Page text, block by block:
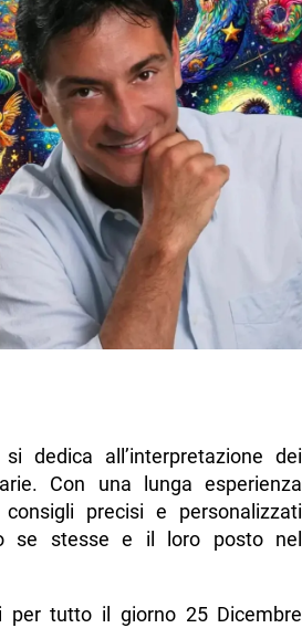
dedica all’interpretazione dei
Con una lunga esperienza
precisi e personalizzati
se stesse e il loro posto nel
tutto il giorno 25 Dicembre